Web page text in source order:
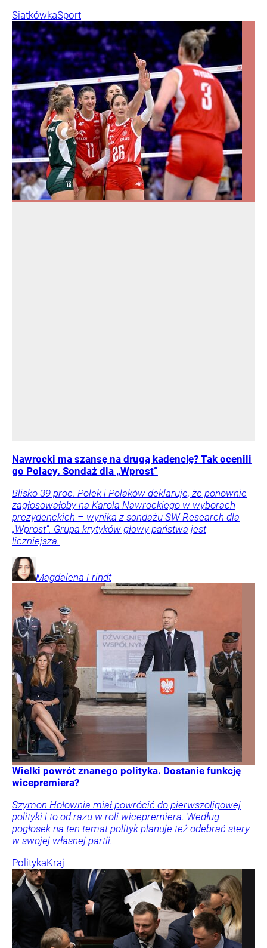
SiatkówkaSport
Nawrocki ma szansę na drugą kadencję? Tak ocenili
go Polacy. Sondaż dla „Wprost”
Blisko 39 proc. Polek i Polaków deklaruje, że ponownie
zagłosowałoby na Karola Nawrockiego w wyborach
prezydenckich – wynika z sondażu SW Research dla
„Wprost”. Grupa krytyków głowy państwa jest
liczniejsza.
Magdalena Frindt
Wielki powrót znanego polityka. Dostanie funkcję
wicepremiera?
Szymon Hołownia miał powrócić do pierwszoligowej
polityki i to od razu w roli wicepremiera. Według
pogłosek na ten temat polityk planuje też odebrać stery
w swojej własnej partii.
PolitykaKraj